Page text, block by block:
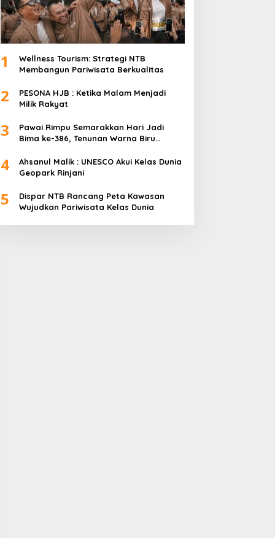
1
Wellness Tourism: Strategi NTB
Membangun Pariwisata Berkualitas
2
PESONA HJB : Ketika Malam Menjadi
Milik Rakyat
3
Pawai Rimpu Semarakkan Hari Jadi
Bima ke-386, Tenunan Warna Biru
4
Ahsanul Malik : UNESCO Akui Kelas Dunia
Geopark Rinjani
5
Dispar NTB Rancang Peta Kawasan
Wujudkan Pariwisata Kelas Dunia